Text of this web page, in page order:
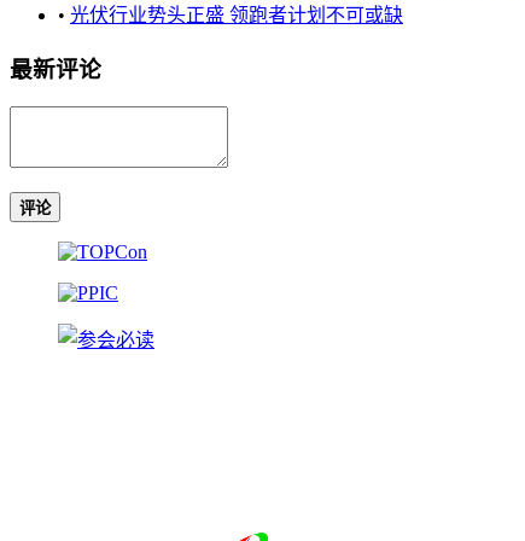
• 光伏行业势头正盛 领跑者计划不可或缺
最新评论
评论